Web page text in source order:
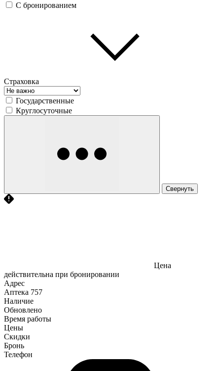
С бронированием
Страховка
Государственные
Круглосуточные
Свернуть
Цена
действительна при бронировании
Адрес
Аптека 757
Наличие
Обновлено
Время работы
Цены
Скидки
Бронь
Телефон